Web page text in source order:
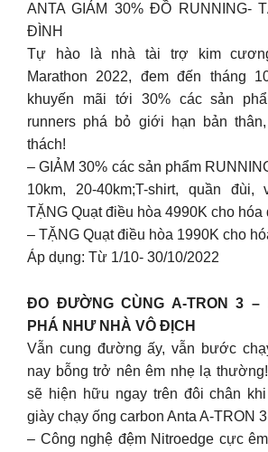
ANTA GIẢM 30% ĐỒ RUNNING-
ĐÌNH
Tự hào là nhà tài trợ kim
Marathon 2022, đem đến tháng
khuyến mãi tới 30% các sản
runners phá bỏ giới hạn bản
thách!
– GIẢM 30% các sản phẩm
10km, 20-40km;T-shirt, quần
TẶNG Quạt điều hòa 4990K cho
– TẶNG Quạt điều hòa 1990K cho
Áp dụng: Từ 1/10- 30/10/2022
ĐO ĐƯỜNG CÙNG A-TRON 3 –
PHÁ NHƯ NHÀ VÔ ĐỊCH
Vẫn cung đường ấy, vẫn bước
nay bỗng trở nên êm nhẹ lạ
sẽ hiện hữu ngay trên đôi chân
giày chạy ống carbon Anta A-TRON
– Công nghệ đệm Nitroedge cực